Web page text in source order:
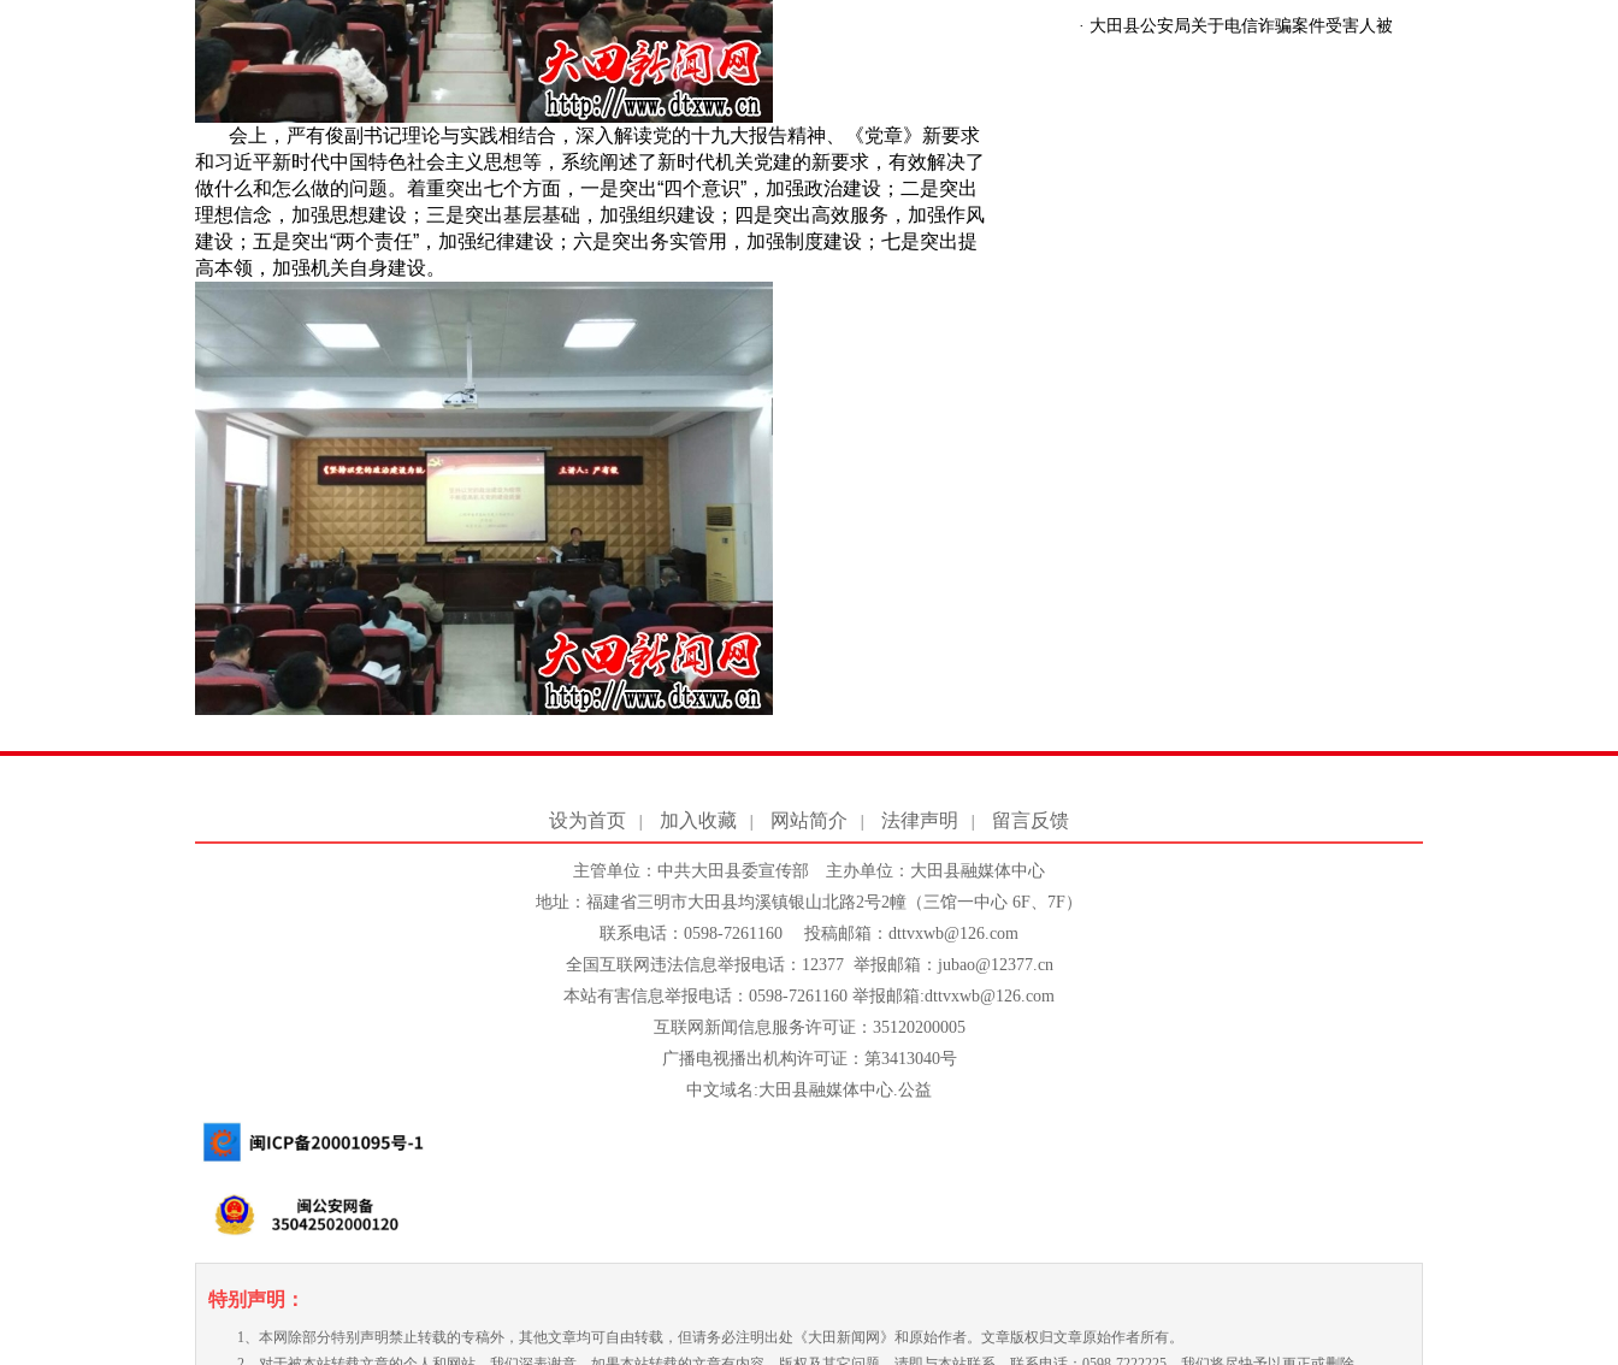
法逾期未接受处理的机动车”进行处理的公告
· 大田县公安局关于电信诈骗案件受害人被
会上，严有俊副书记理论与实践相结合，深入解读党的十九大报告精神、《党章》新要求
和习近平新时代中国特色社会主义思想等，系统阐述了新时代机关党建的新要求，有效解决了
做什么和怎么做的问题。着重突出七个方面，一是突出“四个意识”，加强政治建设；二是突出
理想信念，加强思想建设；三是突出基层基础，加强组织建设；四是突出高效服务，加强作风
建设；五是突出“两个责任”，加强纪律建设；六是突出务实管用，加强制度建设；七是突出提
高本领，加强机关自身建设。
设为首页 加入收藏 网站简介 法律声明 留言反馈
主管单位：中共大田县委宣传部 主办单位：大田县融媒体中心
地址：福建省三明市大田县均溪镇银山北路2号2幢（三馆一中心 6F、7F）
联系电话：0598-7261160 投稿邮箱：dttvxwb@126.com
全国互联网违法信息举报电话：12377 举报邮箱：jubao@12377.cn
本站有害信息举报电话：0598-7261160 举报邮箱:dttvxwb@126.com
互联网新闻信息服务许可证：35120200005
广播电视播出机构许可证：第3413040号
中文域名:大田县融媒体中心.公益
特别声明：
1、本网除部分特别声明禁止转载的专稿外，其他文章均可自由转载，但请务必注明出处《大田新闻网》和原始作者。文章版权归文章原始作者所有。